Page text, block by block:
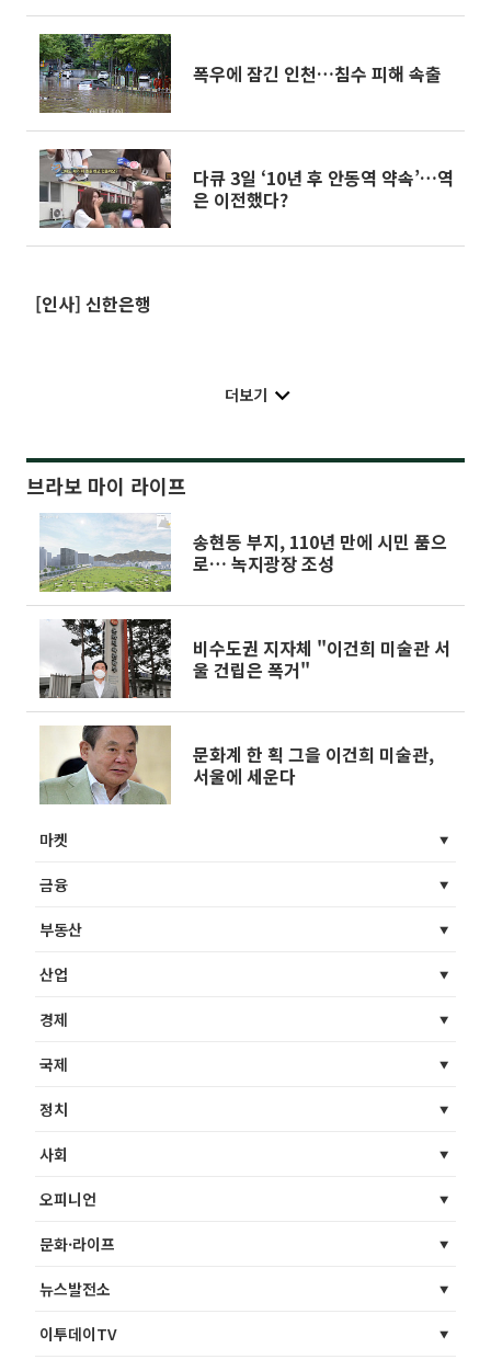
폭우에 잠긴 인천…침수 피해 속출
다큐 3일 ‘10년 후 안동역 약속’…역
은 이전했다?
[인사] 신한은행
더보기
브라보 마이 라이프
송현동 부지, 110년 만에 시민 품으
로… 녹지광장 조성
비수도권 지자체 "이건희 미술관 서
울 건립은 폭거"
문화계 한 획 그을 이건희 미술관,
서울에 세운다
마켓
금융
부동산
산업
경제
국제
정치
사회
오피니언
문화·라이프
뉴스발전소
이투데이TV